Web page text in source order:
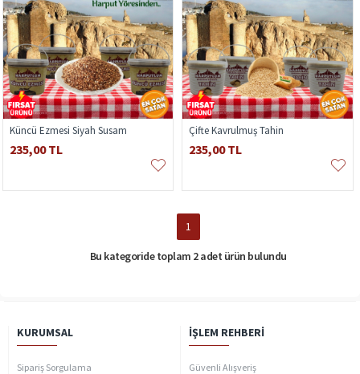
Küncü Ezmesi Siyah Susam
235,00 TL
Çifte Kavrulmuş Tahin
235,00 TL
1
Bu kategoride toplam 2 adet ürün bulundu
KURUMSAL
Sipariş Sorgulama
İŞLEM REHBERI
Güvenli Alışveriş